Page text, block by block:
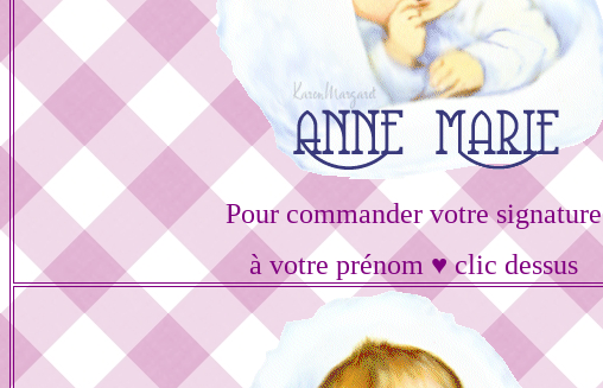
Pour commander votre signature
à votre prénom ♥ clic dessus